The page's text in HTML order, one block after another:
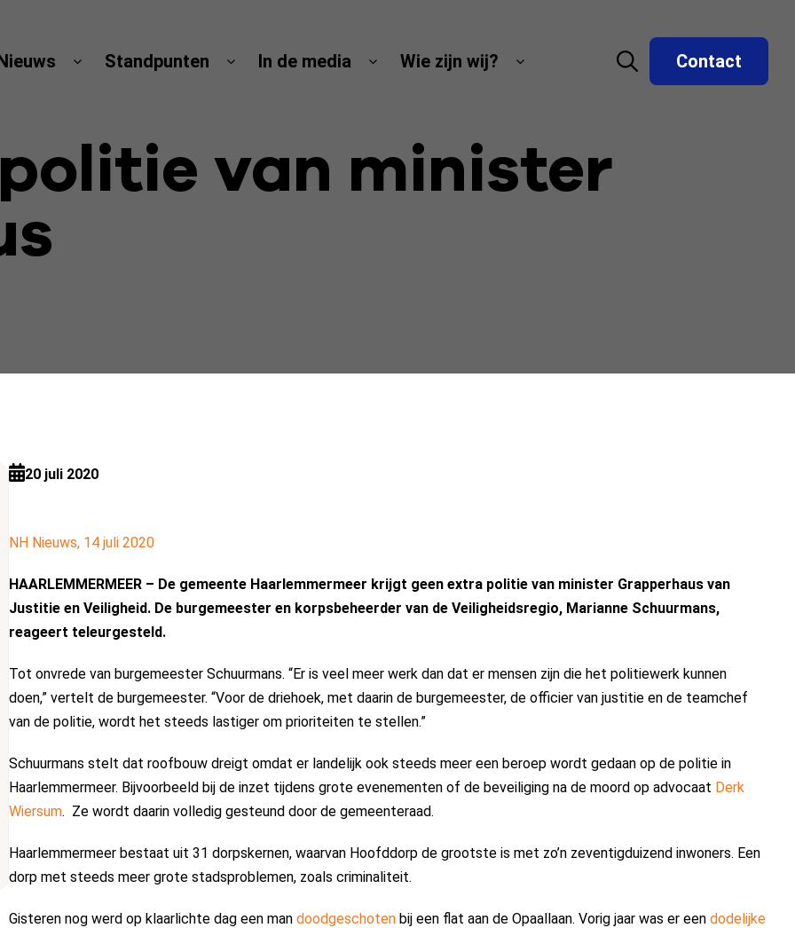
Standpunten In de media Wie zijn wij? Contact
van minister
20 juli 2020
NH Nieuws, 14 juli 2020
HAARLEMMERMEER – De gemeente Haarlemmermeer krijgt geen extra politie van minister Grapperhaus van
Justitie en Veiligheid. De burgemeester en korpsbeheerder van de Veiligheidsregio, Marianne Schuurmans,
reageert teleurgesteld.
Tot onvrede van burgemeester Schuurmans. “Er is veel meer werk dan dat er mensen zijn die het politiewerk kunnen
doen,” vertelt de burgemeester. “Voor de driehoek, met daarin de burgemeester, de officier van justitie en de teamchef
van de politie, wordt het steeds lastiger om prioriteiten te stellen.”
Schuurmans stelt dat roofbouw dreigt omdat er landelijk ook steeds meer een beroep wordt gedaan op de politie in
Haarlemmermeer. Bijvoorbeeld bij de inzet tijdens grote evenementen of de beveiliging na de moord op advocaat Derk
Wiersum. Ze wordt daarin volledig gesteund door de gemeenteraad.
Haarlemmermeer bestaat uit 31 dorpskernen, waarvan Hoofddorp de grootste is met zo’n zeventigduizend inwoners. Een
dorp met steeds meer grote stadsproblemen, zoals criminaliteit.
Gisteren nog werd op klaarlichte dag een man doodgeschotenbij een flat aan de Opaallaan. Vorig jaar was er een dodelijke